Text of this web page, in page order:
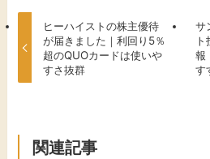
ヒーハイストの株主優待
が届きました｜利回り5％
超のQUOカードは使いや
すさ抜群
サ
報
す
関連記事